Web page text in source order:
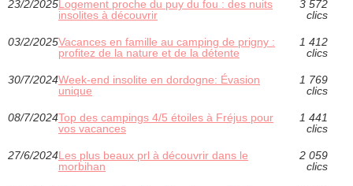
23/2/2025Logement proche du puy du fou : des nuits
insolites à découvrir
3 572
clics
03/2/2025Vacances en famille au camping de prigny :
profitez de la nature et de la détente
1 412
clics
30/7/2024Week-end insolite en dordogne: Évasion
unique
1 769
clics
08/7/2024Top des campings 4/5 étoiles à Fréjus pour
vos vacances
1 441
clics
27/6/2024Les plus beaux prl à découvrir dans le
morbihan
2 059
clics